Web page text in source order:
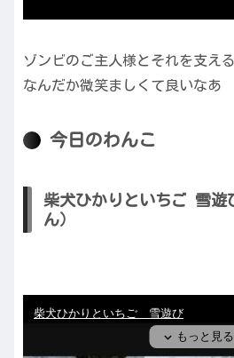
ゾンビのご主人様とそれを支える
なんだか微笑ましくて良いなあ
今日のわんこ
柴犬ひかりといちご 雪遊
ん）